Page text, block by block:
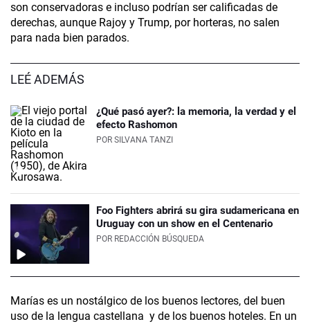
son conservadoras e incluso podrían ser calificadas de
derechas, aunque Rajoy y Trump, por horteras, no salen
para nada bien parados.
LEÉ ADEMÁS
¿Qué pasó ayer?: la memoria, la verdad y el
efecto Rashomon
POR SILVANA TANZI
Foo Fighters abrirá su gira sudamericana en
Uruguay con un show en el Centenario
POR REDACCIÓN BÚSQUEDA
Marías es un nostálgico de los buenos lectores, del buen
uso de la lengua castellana y de los buenos hoteles. En un